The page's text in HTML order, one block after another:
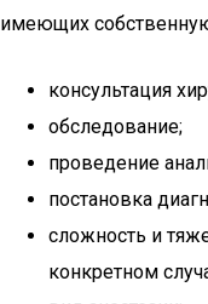
имеющих
консультация
обследование;
проведение
постановка
сложность и
конкретном